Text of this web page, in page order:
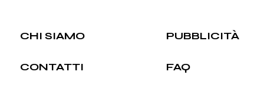
CHI SIAMO PUBBLICITÀ
CONTATTI FAQ